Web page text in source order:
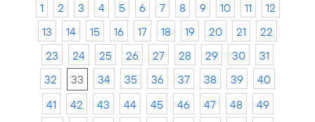
1 2 3 4 5 6 7 8 9 10 11
12
13
14 15 16 17 18 19 20 21
22
23
24 25 26 27 28 29 30
31
32
33 34 35 36 37 38 39
40
41
42 43 44 45 46 47 48
49